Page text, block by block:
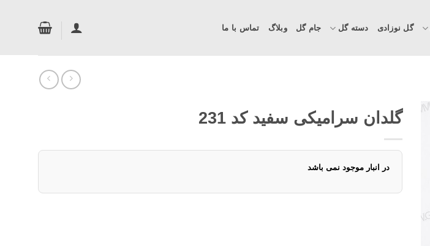
گل نوزادی دسته گل جام گل وبلاگ تماس با ما
گلدان سرامیکی سفید کد 231
در انبار موجود نمی باشد